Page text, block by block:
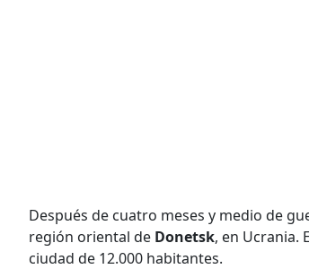
Después de cuatro meses y medio de
región oriental de Donetsk, en Ucrania.
ciudad de 12.000 habitantes.